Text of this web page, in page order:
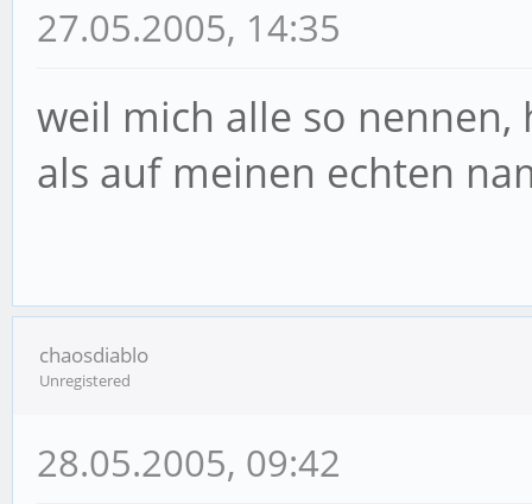
27.05.2005, 14:35
weil mich alle so
als auf meinen echten
chaosdiablo
Unregistered
28.05.2005, 09:42